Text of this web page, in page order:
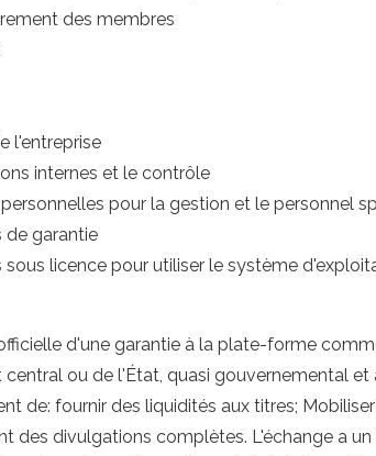
des membres
l'entreprise
internes et le contrôle
pour la gestion et le personnel
de garantie
sous licence pour utiliser le système
d'une garantie à la plate-forme
ou de l'État, quasi gouvernemental
de: fournir des liquidités aux titres;
des divulgations complètes. L'échange a